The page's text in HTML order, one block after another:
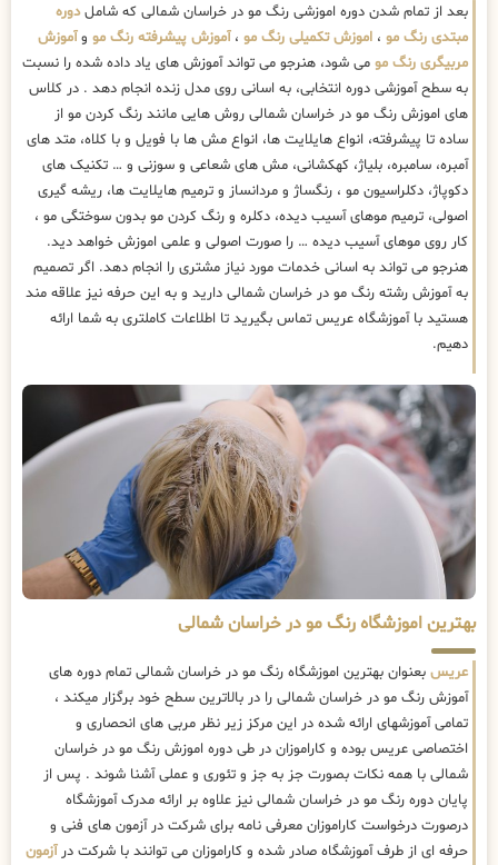
بعد از تمام شدن دوره اموزشی رنگ مو در خراسان شمالی که شاملدوره
مبتدی رنگ مو ، اموزش تکمیلی رنگ مو ،آموزش پیشرفته رنگ مو وآموزش
مربیگری رنگ مو می شود، هنرجو می تواند آموزش های یاد داده شده را نسبت
به سطح آموزشی دوره انتخابی، به اسانی روی مدل زنده انجام دهد . در کلاس
های اموزش رنگ مو در خراسان شمالی روش هایی مانند رنگ کردن مو از
ساده تا پیشرفته، انواع هایلایت ها، انواع مش ها با فویل و با کلاه، متد های
آمبره، سامبره، بلیاژ، کهکشانی، مش های شعاعی و سوزنی و … تکنیک های
دکوپاژ، دکلراسیون مو ، رنگساژ و مردانساز و ترمیم هایلایت ها، ریشه گیری
اصولی، ترمیم موهای آسیب دیده، دکلره و رنگ کردن مو بدون سوختگی مو ،
کار روی موهای آسیب دیده … را صورت اصولی و علمی اموزش خواهد دید.
هنرجو می تواند به اسانی خدمات مورد نیاز مشتری را انجام دهد. اگر تصمیم
به آموزش رشته رنگ مو در خراسان شمالی دارید و به این حرفه نیز علاقه مند
هستید با آموزشگاه عریس تماس بگیرید تا اطلاعات کاملتری به شما ارائه
دهیم.
بهترین اموزشگاه رنگ مو در خراسان شمالی
عریس بعنوان بهترین اموزشگاه رنگ مو در خراسان شمالی تمام دوره های
آموزش رنگ مو در خراسان شمالی را در بالاترین سطح خود برگزار میکند ،
تمامی آموزشهای ارائه شده در این مرکز زیر نظر مربی های انحصاری و
اختصاصی عریس بوده و کاراموزان در طی دوره اموزش رنگ مو در خراسان
شمالی با همه نکات بصورت جز به جز و تئوری و عملی آشنا شوند . پس از
پایان دوره رنگ مو در خراسان شمالی نیز علاوه بر ارائه مدرک آموزشگاه
درصورت درخواست کاراموزان معرفی نامه برای شرکت در آزمون های فنی و
حرفه ای از طرف آموزشگاه صادر شده و کاراموزان می توانند با شرکت درآزمون